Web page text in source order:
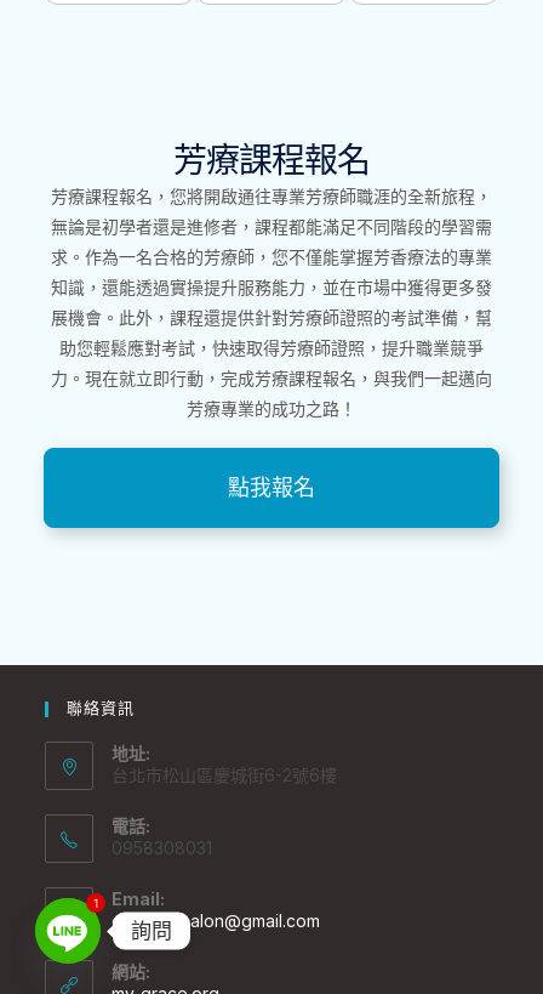
芳療課程報名
芳療課程報名，您將開啟通往專業芳療師職涯的全新旅程，
無論是初學者還是進修者，課程都能滿足不同階段的學習需
求。作為一名合格的芳療師，您不僅能掌握芳香療法的專業
知識，還能透過實操提升服務能力，並在市場中獲得更多發
展機會。此外，課程還提供針對芳療師證照的考試準備，幫
助您輕鬆應對考試，快速取得芳療師證照，提升職業競爭
力。現在就立即行動，完成芳療課程報名，與我們一起邁向
芳療專業的成功之路！
點我報名
聯絡資訊
地址:
台北市松山區慶城街6-2號6樓
電話:
0958308031
Email:
gracemysalon@gmail.com
網站:
1
詢問